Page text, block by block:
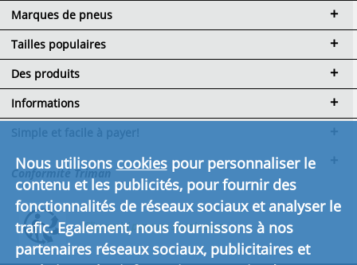
Marques de pneus
Tailles populaires
Des produits
Informations
et de livraison
Conformité Triman
Cliquez ici pour en savoir plus.
Nous utilisons cookiespour personnaliser le
contenu et les publicités, pour fournir des
fonctionnalités de réseaux sociaux et analyser le
trafic. Egalement, nous fournissons à nos
partenaires réseaux sociaux, publicitaires et